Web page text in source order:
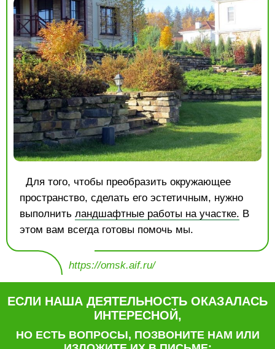
Для того, чтобы преобразить окружающее
пространство, сделать его эстетичным, нужно
выполнить ландшафтные работы на участке. В
этом вам всегда готовы помочь мы.
https://omsk.aif.ru/
ЕСЛИ НАША ДЕЯТЕЛЬНОСТЬ ОКАЗАЛАСЬ
ИНТЕРЕСНОЙ,
НО ЕСТЬ ВОПРОСЫ, ПОЗВОНИТЕ НАМ ИЛИ